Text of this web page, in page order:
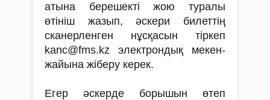
атына берешекті жою туралы
өтініш жазып, әскери билеттің
сканерленген нұсқасын тіркеп
kanc@fms.kz электрондық мекен-
жайына жіберу керек.
Егер әскерде борышын өтеп